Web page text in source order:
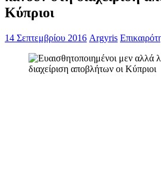
Κύπριοι
14 Σεπτεμβρίου 2016 Argyris